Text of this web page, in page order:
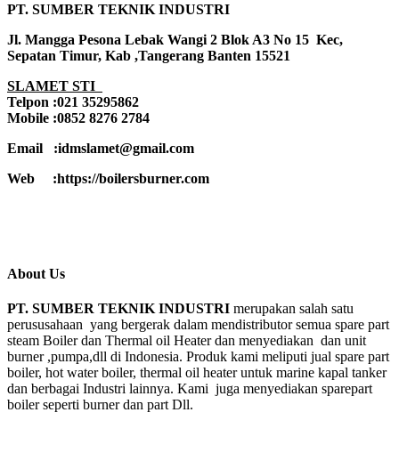
PT. SUMBER TEKNIK INDUSTRI
Jl. Mangga Pesona Lebak Wangi 2 Blok A3 No 15 Kec,
Sepatan Timur, Kab ,Tangerang Banten 15521
SLAMET STI
Telpon :021 35295862
Mobile :0852 8276 2784
Email :idmslamet@gmail.com
Web :https://boilersburner.com
About Us
PT. SUMBER TEKNIK INDUSTRI merupakan salah satu
perususahaan yang bergerak dalam mendistributor semua spare part
steam Boiler dan Thermal oil Heater dan menyediakan dan unit
burner ,pumpa,dll di Indonesia. Produk kami meliputi jual spare part
boiler, hot water boiler, thermal oil heater untuk marine kapal tanker
dan berbagai Industri lainnya. Kami juga menyediakan sparepart
boiler seperti burner dan part Dll.